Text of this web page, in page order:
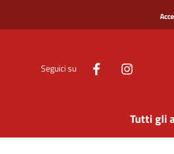
Seguici su
Tutti gli